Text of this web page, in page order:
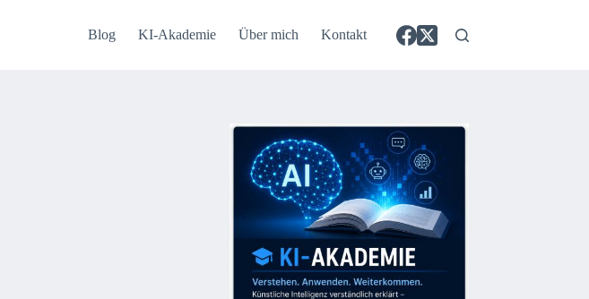
Blog KI-Akademie Über mich Kontakt